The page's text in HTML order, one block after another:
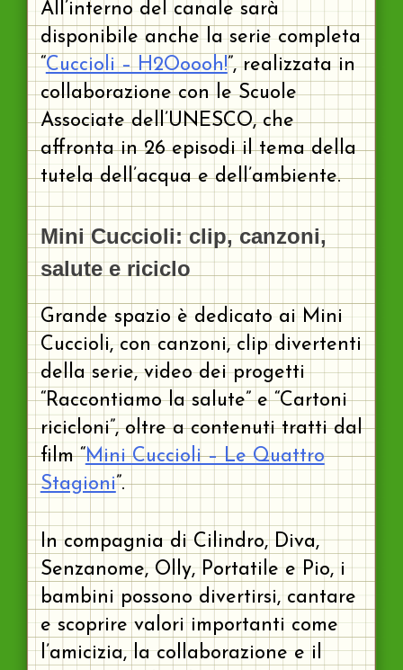
All’interno del canale sarà
disponibile anche la serie completa
“Cuccioli – H2Ooooh!”, realizzata in
collaborazione con le Scuole
Associate dell’UNESCO, che
affronta in 26 episodi il tema della
tutela dell’acqua e dell’ambiente.
Mini Cuccioli: clip, canzoni,
salute e riciclo
Grande spazio è dedicato ai Mini
Cuccioli, con canzoni, clip divertenti
della serie, video dei progetti
“Raccontiamo la salute” e “Cartoni
ricicloni”, oltre a contenuti tratti dal
film “Mini Cuccioli – Le Quattro
Stagioni”.
In compagnia di Cilindro, Diva,
Senzanome, Olly, Portatile e Pio, i
bambini possono divertirsi, cantare
e scoprire valori importanti come
l’amicizia, la collaborazione e il